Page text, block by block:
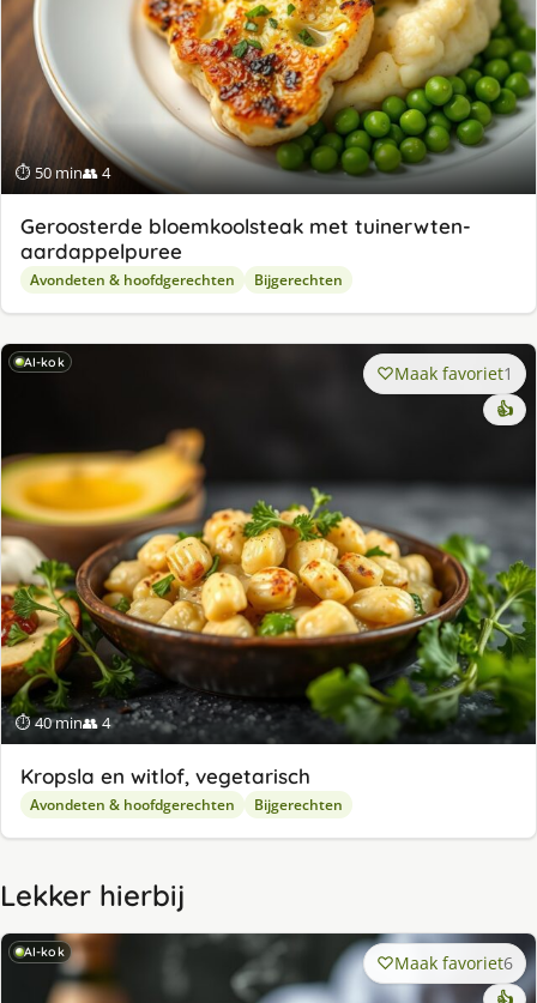
⏱ 50 min👥 4
Geroosterde bloemkoolsteak met tuinerwten-
aardappelpuree
Avondeten & hoofdgerechten Bijgerechten
AI-kok
⏱ 40 min👥 4
Maak favoriet1
👍
Kropsla en witlof, vegetarisch
Avondeten & hoofdgerechten Bijgerechten
Lekker hierbij
AI-kok Maak favoriet6